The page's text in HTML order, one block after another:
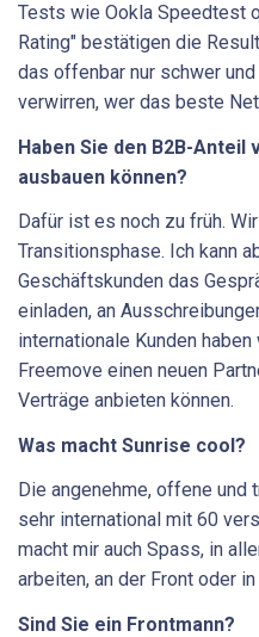
Tests wie Ookla Speedtest
Rating" bestätigen die
das offenbar nur schwer
verwirren, wer das beste
Haben Sie den B2B-Anteil
ausbauen ­können?
Dafür ist es noch zu früh.
Transitionsphase. Ich kann
Geschäftskunden das
einladen, an
internationale Kunden
Freemove einen neuen
Verträge anbieten können.
Was macht Sunrise cool?
Die angenehme, offene und
sehr international mit 60
macht mir auch Spass, in
arbeiten, an der Front oder
Sind Sie ein Frontmann?